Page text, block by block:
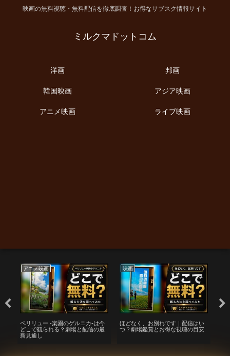
映画の無料視聴・無料配信を徹底調査！お得なサブスク情報サイト
ミルクマドットコム
洋画 邦画
韓国映画 アジア映画
アニメ映画 ライブ映画
アニメ映画
ペリリュー -楽園のゲルニカ-は今
どこで観られる？劇場と配信の最
新見通し
映画
ほどなく、お別れです｜配信はい
つ？劇場鑑賞とお得な視聴の目安